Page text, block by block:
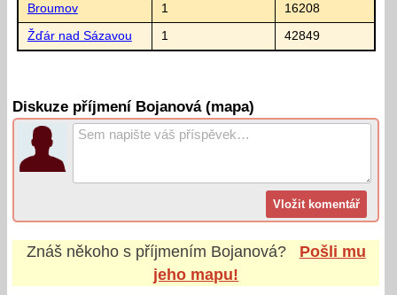
Broumov 1 16208
Žďár nad Sázavou 1 42849
Diskuze příjmení Bojanová (mapa)
Znáš někoho s příjmením Bojanová?
Pošli mu
jeho mapu!